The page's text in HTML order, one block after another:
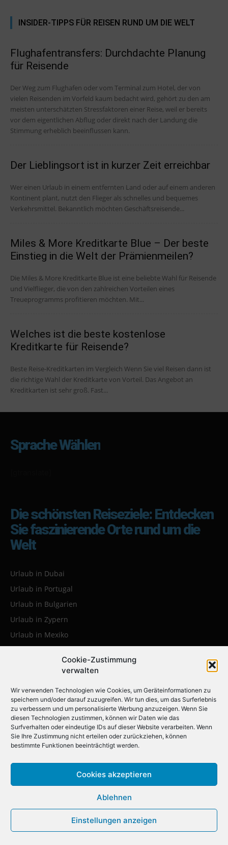
Cookie-Zustimmung
verwalten
Wir verwenden Technologien wie Cookies, um Geräteinformationen zu
speichern und/oder darauf zuzugreifen. Wir tun dies, um das Surferlebnis
zu verbessern und um personalisierte Werbung anzuzeigen. Wenn Sie
diesen Technologien zustimmen, können wir Daten wie das
Surfverhalten oder eindeutige IDs auf dieser Website verarbeiten. Wenn
Sie Ihre Zustimmung nicht erteilen oder zurückziehen, können
bestimmte Funktionen beeinträchtigt werden.
Cookies akzeptieren
Ablehnen
Einstellungen anzeigen
INSIDER-TIPPS FÜR REISEN RUND UM DIE WELT
Flughafentransfers: Durchdachte Planung
für Reisende
Der Weg zum Flughafen oder vom Terminal zum Hotel, der von
vielen Reisenden im Vorfeld kaum bedacht wird, gehört zu den am
meisten unterschätzten Stressfaktoren einer Reise, weil er bereits
vor dem eigentlichen Abflug oder direkt nach der Landung die
Stimmung erheblich beeinflussen kann.
Der Lieblingsort ist in kurzer Zeit erreichbar
Wer einen Urlaub in einem entfernten Land oder auf einem anderen
Kontinent plant, nutzt den Flieger als schnelles und bequemes
Verkehrsmittel. Bekanntlich möchten Geschäftsreisende...
Miles & More Kreditkarte Blue – Der beste
Einstieg in die Welt der Prämienmeilen?
Die Miles & More Kreditkarte Blue ist eine beliebte Wahl für Reisende
und Vielflieger, die von den zahlreichen Vorteilen eines
Treueprogramms profitieren möchten. Mit...
Welches ist die beste kostenlose
Kreditkarte für Reisende?
Beste Reise-Kreditkarten im Vergleich Wenn Sie viel Reisen dann ist
die richtige Wahl der Kreditkarte von Vorteil. Das Angebot an
Kreditkarten ist sehr groß. Fast...
Sprache Wählen
Die schönsten Reiseziele: Entdecken
Sie faszinierende Orte rund um die
Welt
Urlaub in Dubai
Urlaub in Portugal
Urlaub in Bulgarien
Urlaub in Zypern
Urlaub in Mexiko
Urlaub in Polen
Die beliebtesten Städtereisen:
Erleben Sie die faszinierendsten
Metropolen weltweit
Städtereise nach Krakau
Städtereise nach Barcelona
Städtereise nach Berlin